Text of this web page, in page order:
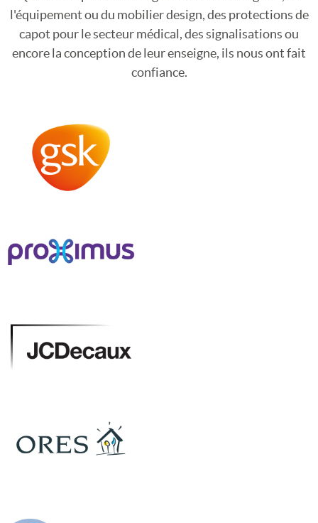
l'équipement ou du mobilier design, des protections de
capot pour le secteur médical, des signalisations ou
encore la conception de leur enseigne, ils nous ont fait
confiance.